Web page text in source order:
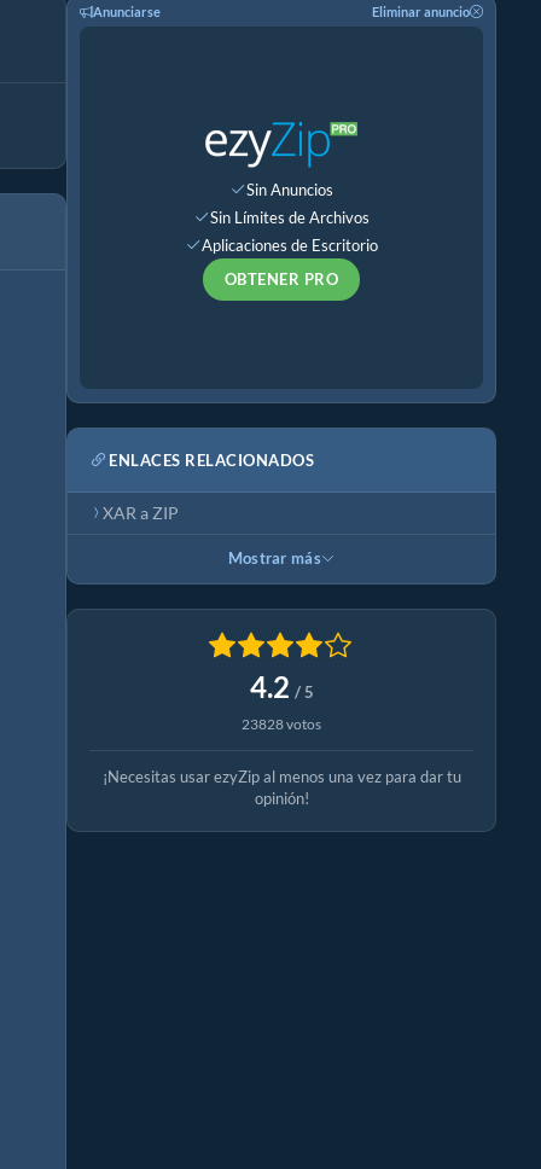
Anunciarse Eliminar anuncio
Sin Anuncios
Sin Límites de Archivos
Aplicaciones de Escritorio
OBTENER PRO
ENLACES RELACIONADOS
XAR a ZIP
Mostrar más
4.2 / 5
23828 votos
¡Necesitas usar ezyZip al menos una vez para dar tu
opinión!